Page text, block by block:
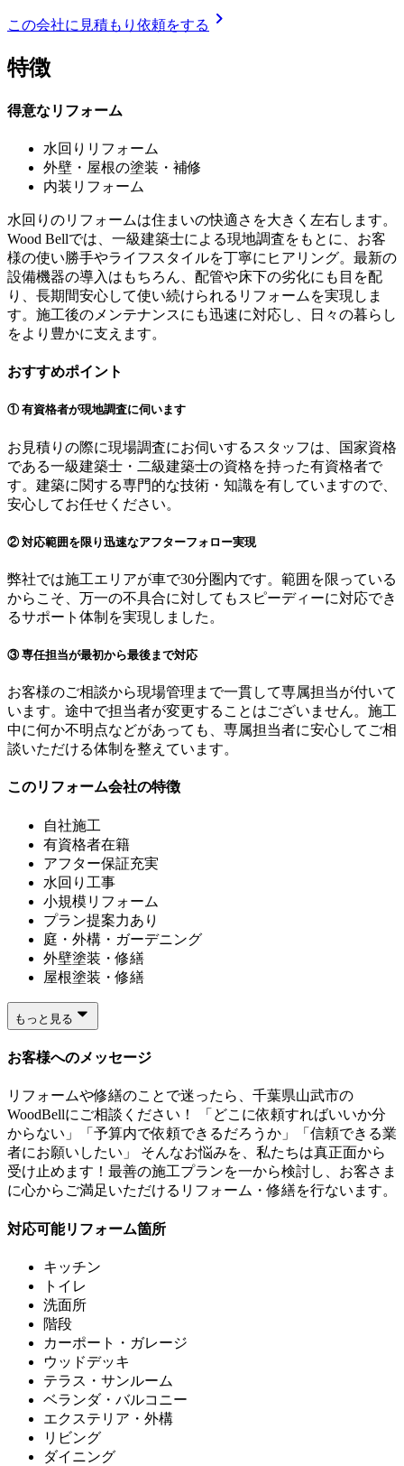
この会社に見積もり依頼をする chevron_right
特徴
得意なリフォーム
水回りリフォーム
外壁・屋根の塗装・補修
内装リフォーム
水回りのリフォームは住まいの快適さを大きく左右します。
Wood Bellでは、一級建築士による現地調査をもとに、お客
様の使い勝手やライフスタイルを丁寧にヒアリング。最新の
設備機器の導入はもちろん、配管や床下の劣化にも目を配
り、長期間安心して使い続けられるリフォームを実現しま
す。施工後のメンテナンスにも迅速に対応し、日々の暮らし
をより豊かに支えます。
おすすめポイント
① 有資格者が現地調査に伺います
お見積りの際に現場調査にお伺いするスタッフは、国家資格
である一級建築士・二級建築士の資格を持った有資格者で
す。建築に関する専門的な技術・知識を有していますので、
安心してお任せください。
② 対応範囲を限り迅速なアフターフォロー実現
弊社では施工エリアが車で30分圏内です。範囲を限っている
からこそ、万一の不具合に対してもスピーディーに対応でき
るサポート体制を実現しました。
③ 専任担当が最初から最後まで対応
お客様のご相談から現場管理まで一貫して専属担当が付いて
います。途中で担当者が変更することはございません。施工
中に何か不明点などがあっても、専属担当者に安心してご相
談いただける体制を整えています。
このリフォーム会社の特徴
自社施工
有資格者在籍
アフター保証充実
水回り工事
小規模リフォーム
プラン提案力あり
庭・外構・ガーデニング
外壁塗装・修繕
屋根塗装・修繕
もっと見る
お客様へのメッセージ
リフォームや修繕のことで迷ったら、千葉県山武市の
WoodBellにご相談ください！ 「どこに依頼すればいいか分
からない」「予算内で依頼できるだろうか」「信頼できる業
者にお願いしたい」 そんなお悩みを、私たちは真正面から
受け止めます！最善の施工プランを一から検討し、お客さま
に心からご満足いただけるリフォーム・修繕を行ないます。
対応可能リフォーム箇所
キッチン
トイレ
洗面所
階段
カーポート・ガレージ
ウッドデッキ
テラス・サンルーム
ベランダ・バルコニー
エクステリア・外構
リビング
ダイニング